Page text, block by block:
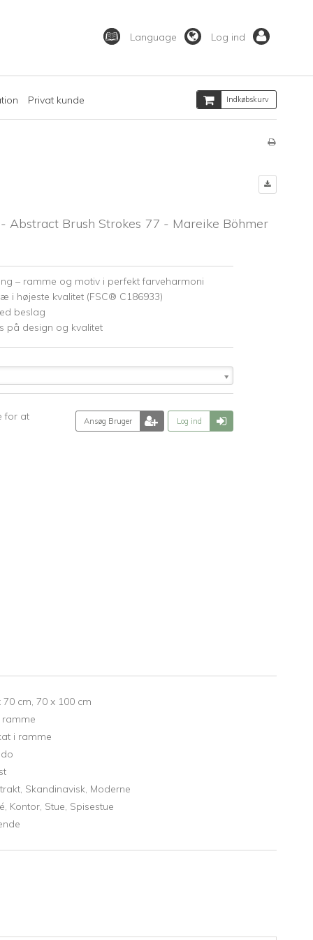
Log ind
Language
Privat kunde Indkøbskurv
Abstract Brush Strokes 77 - Mareike Böhmer
– ramme og motiv i perfekt farveharmoni
højeste kvalitet (FSC® C186933)
beslag
på design og kvalitet
for at
Log ind
Ansøg Bruger
70 cm, 70 x 100 cm
ramme
i ramme
Skandinavisk, Moderne
Kontor, Stue, Spisestue